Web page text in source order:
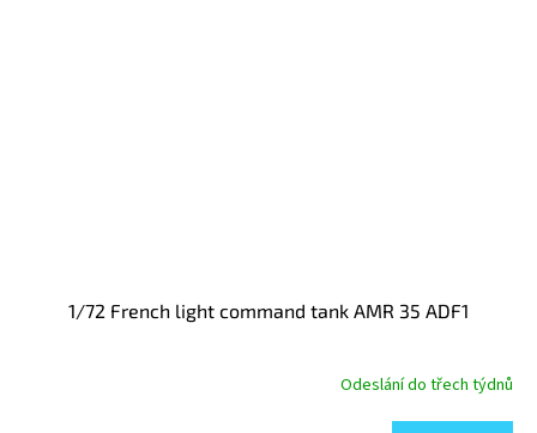
1/72 French light command tank AMR 35 ADF1
Odeslání do třech týdnů